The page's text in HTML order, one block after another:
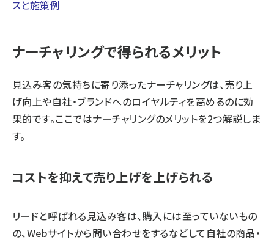
スと施策例
ナーチャリングで得られるメリット
見込み客の気持ちに寄り添ったナーチャリングは、売り上
げ向上や自社・ブランドへのロイヤルティを高めるのに効
果的です。ここではナーチャリングのメリットを2つ解説しま
す。
コストを抑えて売り上げを上げられる
リードと呼ばれる見込み客は、購入には至っていないもの
の、Webサイトから問い合わせをするなどして自社の商品・